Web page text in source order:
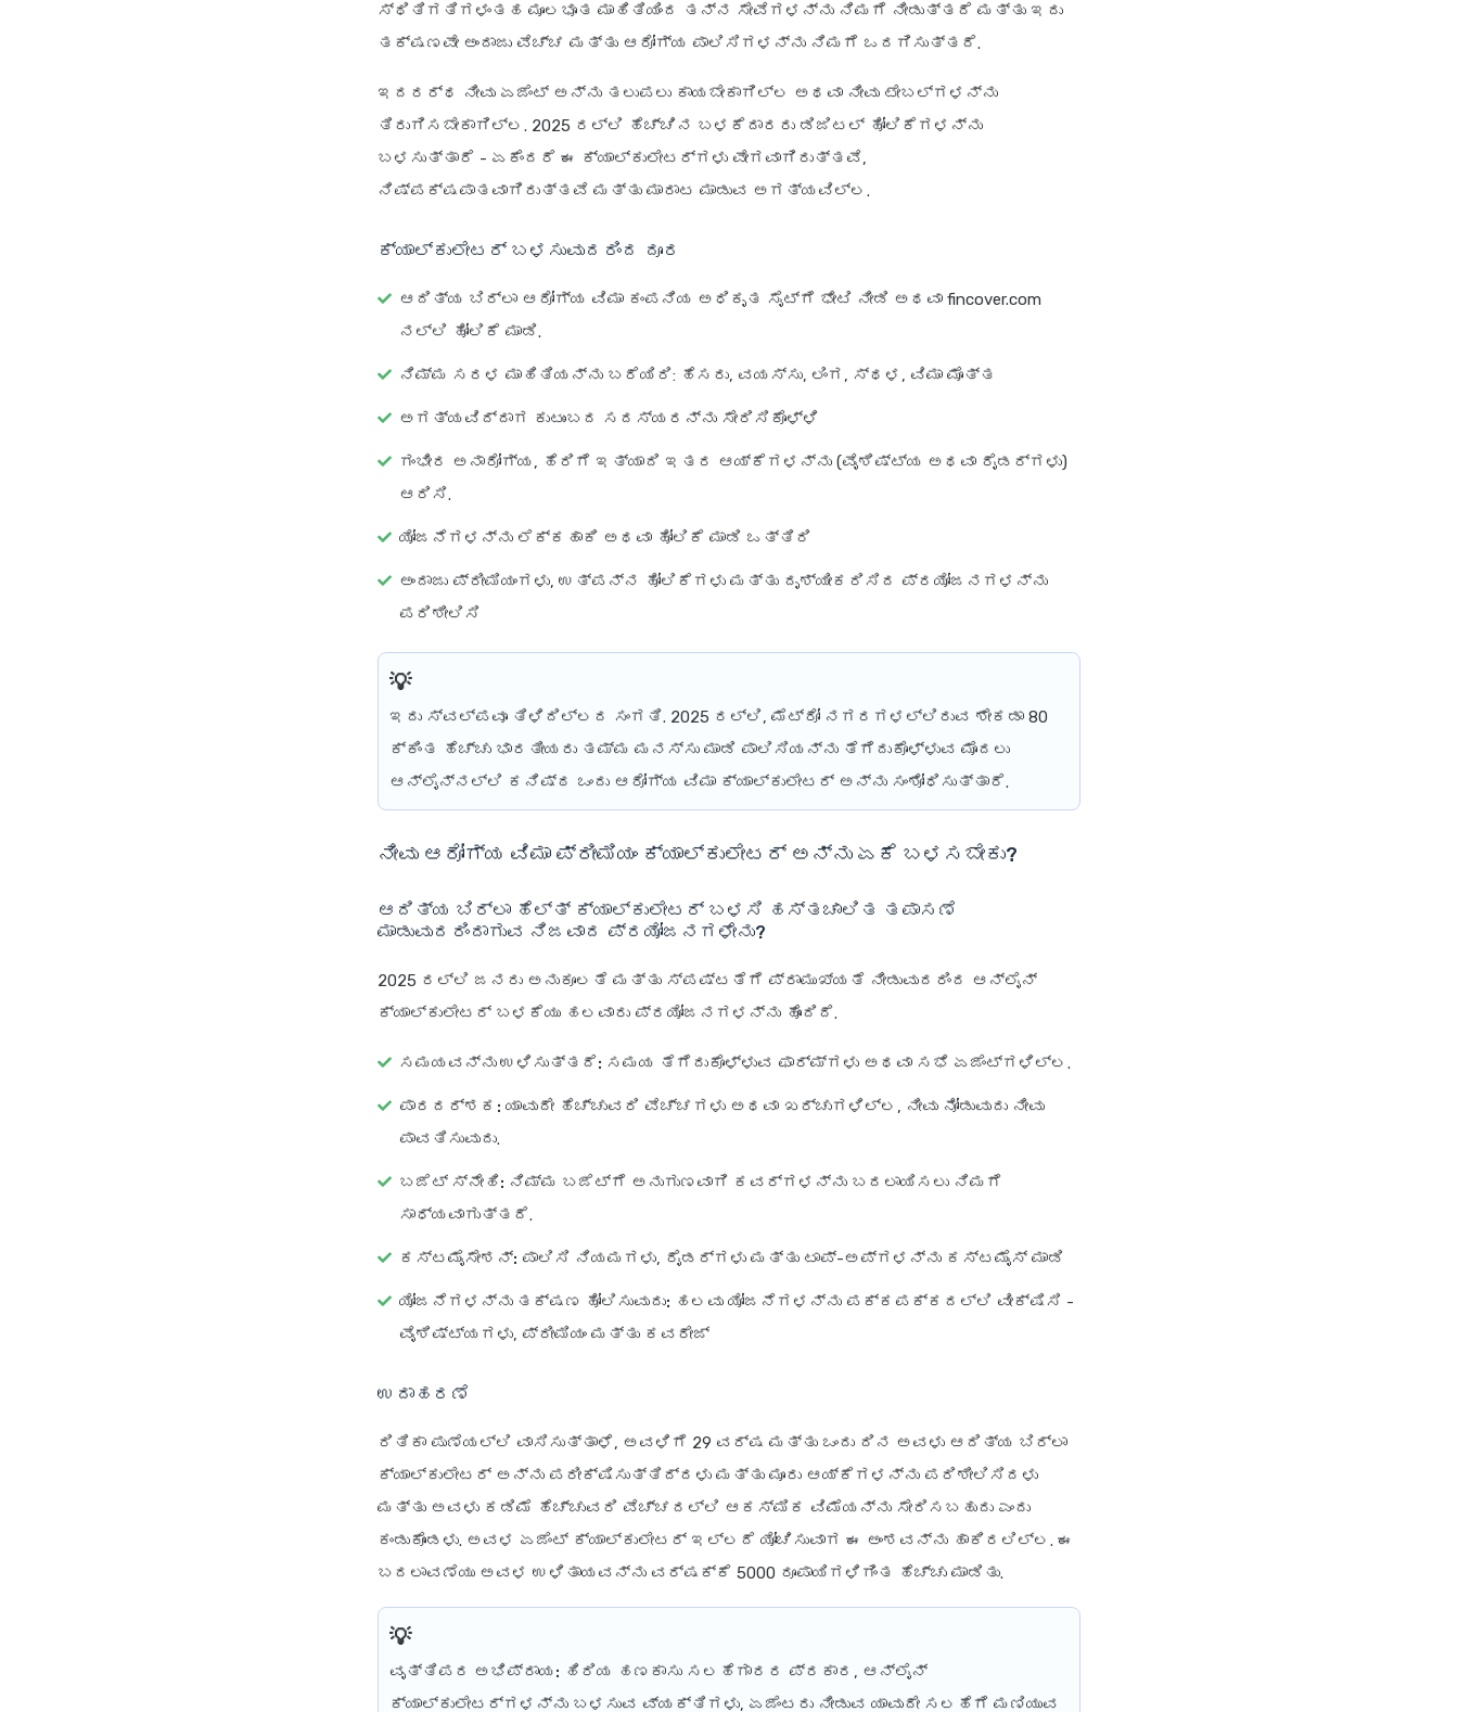
ಸ್ಥಿತಿಗತಿಗಳಂತಹ ಮೂಲಭೂತ ಮಾಹಿತಿಯಿಂದ ತನ್ನ ಸೇವೆಗಳನ್ನು ನಿಮಗೆ ನೀಡುತ್ತದೆ ಮತ್ತು ಇದು
ತಕ್ಷಣವೇ ಅಂದಾಜು ವೆಚ್ಚ ಮತ್ತು ಆರೋಗ್ಯ ಪಾಲಿಸಿಗಳನ್ನು ನಿಮಗೆ ಒದಗಿಸುತ್ತದೆ.
ಇದರರ್ಥ ನೀವು ಏಜೆಂಟ್ ಅನ್ನು ತಲುಪಲು ಕಾಯಬೇಕಾಗಿಲ್ಲ ಅಥವಾ ನೀವು ಟೇಬಲ್‌ಗಳನ್ನು
ತಿರುಗಿಸಬೇಕಾಗಿಲ್ಲ. 2025 ರಲ್ಲಿ ಹೆಚ್ಚಿನ ಬಳಕೆದಾರರು ಡಿಜಿಟಲ್ ಹೋಲಿಕೆಗಳನ್ನು
ಬಳಸುತ್ತಾರೆ - ಏಕೆಂದರೆ ಈ ಕ್ಯಾಲ್ಕುಲೇಟರ್‌ಗಳು ವೇಗವಾಗಿರುತ್ತವೆ,
ನಿಷ್ಪಕ್ಷಪಾತವಾಗಿರುತ್ತವೆ ಮತ್ತು ಮಾರಾಟ ಮಾಡುವ ಅಗತ್ಯವಿಲ್ಲ.
ಕ್ಯಾಲ್ಕುಲೇಟರ್ ಬಳಸುವುದರಿಂದ ದೂರ
ಆದಿತ್ಯ ಬಿರ್ಲಾ ಆರೋಗ್ಯ ವಿಮಾ ಕಂಪನಿಯ ಅಧಿಕೃತ ಸೈಟ್‌ಗೆ ಭೇಟಿ ನೀಡಿ ಅಥವಾ fincover.com
ನಲ್ಲಿ ಹೋಲಿಕೆ ಮಾಡಿ.
ನಿಮ್ಮ ಸರಳ ಮಾಹಿತಿಯನ್ನು ಬರೆಯಿರಿ: ಹೆಸರು, ವಯಸ್ಸು, ಲಿಂಗ, ಸ್ಥಳ, ವಿಮಾ ಮೊತ್ತ
ಅಗತ್ಯವಿದ್ದಾಗ ಕುಟುಂಬದ ಸದಸ್ಯರನ್ನು ಸೇರಿಸಿಕೊಳ್ಳಿ
ಗಂಭೀರ ಅನಾರೋಗ್ಯ, ಹೆರಿಗೆ ಇತ್ಯಾದಿ ಇತರ ಆಯ್ಕೆಗಳನ್ನು (ವೈಶಿಷ್ಟ್ಯ ಅಥವಾ ರೈಡರ್‌ಗಳು)
ಆರಿಸಿ.
ಯೋಜನೆಗಳನ್ನು ಲೆಕ್ಕಹಾಕಿ ಅಥವಾ ಹೋಲಿಕೆ ಮಾಡಿ ಒತ್ತಿರಿ
ಅಂದಾಜು ಪ್ರೀಮಿಯಂಗಳು, ಉತ್ಪನ್ನ ಹೋಲಿಕೆಗಳು ಮತ್ತು ದೃಶ್ಯೀಕರಿಸಿದ ಪ್ರಯೋಜನಗಳನ್ನು
ಪರಿಶೀಲಿಸಿ
ಇದು ಸ್ವಲ್ಪವೂ ತಿಳಿದಿಲ್ಲದ ಸಂಗತಿ. 2025 ರಲ್ಲಿ, ಮೆಟ್ರೋ ನಗರಗಳಲ್ಲಿರುವ ಶೇಕಡಾ 80
ಕ್ಕಿಂತ ಹೆಚ್ಚು ಭಾರತೀಯರು ತಮ್ಮ ಮನಸ್ಸು ಮಾಡಿ ಪಾಲಿಸಿಯನ್ನು ತೆಗೆದುಕೊಳ್ಳುವ ಮೊದಲು
ಆನ್‌ಲೈನ್‌ನಲ್ಲಿ ಕನಿಷ್ಠ ಒಂದು ಆರೋಗ್ಯ ವಿಮಾ ಕ್ಯಾಲ್ಕುಲೇಟರ್ ಅನ್ನು ಸಂಶೋಧಿಸುತ್ತಾರೆ.
ನೀವು ಆರೋಗ್ಯ ವಿಮಾ ಪ್ರೀಮಿಯಂ ಕ್ಯಾಲ್ಕುಲೇಟರ್ ಅನ್ನು ಏಕೆ ಬಳಸಬೇಕು?
ಆದಿತ್ಯ ಬಿರ್ಲಾ ಹೆಲ್ತ್ ಕ್ಯಾಲ್ಕುಲೇಟರ್ ಬಳಸಿ ಹಸ್ತಚಾಲಿತ ತಪಾಸಣೆ
ಮಾಡುವುದರಿಂದಾಗುವ ನಿಜವಾದ ಪ್ರಯೋಜನಗಳೇನು?
2025 ರಲ್ಲಿ ಜನರು ಅನುಕೂಲತೆ ಮತ್ತು ಸ್ಪಷ್ಟತೆಗೆ ಪ್ರಾಮುಖ್ಯತೆ ನೀಡುವುದರಿಂದ ಆನ್‌ಲೈನ್
ಕ್ಯಾಲ್ಕುಲೇಟರ್ ಬಳಕೆಯು ಹಲವಾರು ಪ್ರಯೋಜನಗಳನ್ನು ಹೊಂದಿದೆ.
ಸಮಯವನ್ನು ಉಳಿಸುತ್ತದೆ: ಸಮಯ ತೆಗೆದುಕೊಳ್ಳುವ ಫಾರ್ಮ್‌ಗಳು ಅಥವಾ ಸಭೆ ಏಜೆಂಟ್‌ಗಳಿಲ್ಲ.
ಪಾರದರ್ಶಕ: ಯಾವುದೇ ಹೆಚ್ಚುವರಿ ವೆಚ್ಚಗಳು ಅಥವಾ ಖರ್ಚುಗಳಿಲ್ಲ, ನೀವು ನೋಡುವುದು ನೀವು
ಪಾವತಿಸುವುದು.
ಬಜೆಟ್ ಸ್ನೇಹಿ: ನಿಮ್ಮ ಬಜೆಟ್‌ಗೆ ಅನುಗುಣವಾಗಿ ಕವರ್‌ಗಳನ್ನು ಬದಲಾಯಿಸಲು ನಿಮಗೆ
ಸಾಧ್ಯವಾಗುತ್ತದೆ.
ಕಸ್ಟಮೈಸೇಶನ್: ಪಾಲಿಸಿ ನಿಯಮಗಳು, ರೈಡರ್‌ಗಳು ಮತ್ತು ಟಾಪ್-ಅಪ್‌ಗಳನ್ನು ಕಸ್ಟಮೈಸ್ ಮಾಡಿ
ಯೋಜನೆಗಳನ್ನು ತಕ್ಷಣ ಹೋಲಿಸುವುದು: ಹಲವು ಯೋಜನೆಗಳನ್ನು ಪಕ್ಕಪಕ್ಕದಲ್ಲಿ ವೀಕ್ಷಿಸಿ -
ವೈಶಿಷ್ಟ್ಯಗಳು, ಪ್ರೀಮಿಯಂ ಮತ್ತು ಕವರೇಜ್
ಉದಾಹರಣೆ
ರಿತಿಕಾ ಪುಣೆಯಲ್ಲಿ ವಾಸಿಸುತ್ತಾಳೆ, ಅವಳಿಗೆ 29 ವರ್ಷ ಮತ್ತು ಒಂದು ದಿನ ಅವಳು ಆದಿತ್ಯ ಬಿರ್ಲಾ
ಕ್ಯಾಲ್ಕುಲೇಟರ್ ಅನ್ನು ಪರೀಕ್ಷಿಸುತ್ತಿದ್ದಳು ಮತ್ತು ಮೂರು ಆಯ್ಕೆಗಳನ್ನು ಪರಿಶೀಲಿಸಿದಳು
ಮತ್ತು ಅವಳು ಕಡಿಮೆ ಹೆಚ್ಚುವರಿ ವೆಚ್ಚದಲ್ಲಿ ಆಕಸ್ಮಿಕ ವಿಮೆಯನ್ನು ಸೇರಿಸಬಹುದು ಎಂದು
ಕಂಡುಕೊಂಡಳು. ಅವಳ ಏಜೆಂಟ್ ಕ್ಯಾಲ್ಕುಲೇಟರ್ ಇಲ್ಲದೆ ಯೋಚಿಸುವಾಗ ಈ ಅಂಶವನ್ನು ಹಾಕಿರಲಿಲ್ಲ. ಈ
ಬದಲಾವಣೆಯು ಅವಳ ಉಳಿತಾಯವನ್ನು ವರ್ಷಕ್ಕೆ 5000 ರೂಪಾಯಿಗಳಿಗಿಂತ ಹೆಚ್ಚು ಮಾಡಿತು.
ವೃತ್ತಿಪರ ಅಭಿಪ್ರಾಯ: ಹಿರಿಯ ಹಣಕಾಸು ಸಲಹೆಗಾರರ ಪ್ರಕಾರ, ಆನ್‌ಲೈನ್
ಕ್ಯಾಲ್ಕುಲೇಟರ್‌ಗಳನ್ನು ಬಳಸುವ ವ್ಯಕ್ತಿಗಳು, ಏಜೆಂಟರು ನೀಡುವ ಯಾವುದೇ ಸಲಹೆಗೆ ಮಣಿಯುವ